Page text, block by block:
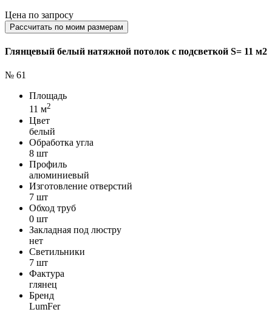
Цена по запросу
Рассчитать по моим размерам
Глянцевый белый натяжной потолок с подсветкой S= 11 м2
№ 61
Площадь
11 м2
Цвет
белый
Обработка угла
8 шт
Профиль
алюминиевый
Изготовление отверстий
7 шт
Обход труб
0 шт
Закладная под люстру
нет
Светильники
7 шт
Фактура
глянец
Бренд
LumFer